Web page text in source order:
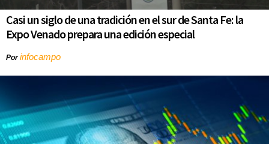
Casi un siglo de una tradición en el sur de Santa Fe: la
Expo Venado prepara una edición especial
Porinfocampo